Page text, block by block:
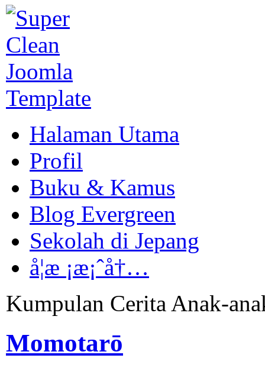
Halaman Utama
Profil
Buku & Kamus
Blog Evergreen
Sekolah di Jepang
å­¦æ ¡æ¡ˆå†…
Kumpulan Cerita Anak-
Momotarō